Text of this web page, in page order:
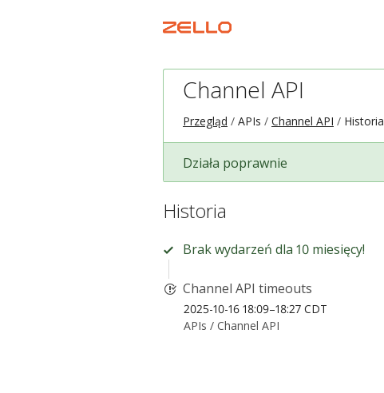
Channel API
Przegląd APIs Channel API Historia
Działa poprawnie
Historia
Brak wydarzeń dla 10 miesięcy!
Channel API timeouts
2025-10-16 18:09–18:27 CDT
APIs / Channel API